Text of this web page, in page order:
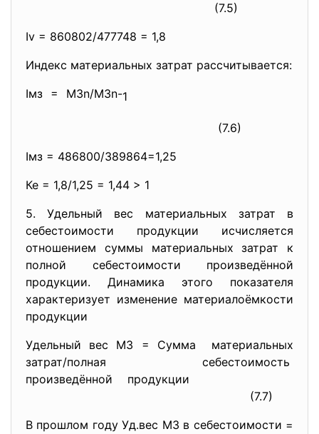
(7.5)
Iv = 860802/477748 = 1,8
Индекс материальных затрат рассчитывается:
Iмз = МЗn/МЗn-1
(7.6)
Iмз = 486800/389864=1,25
Ке = 1,8/1,25 = 1,44 > 1
5. Удельный вес материальных затрат в
себестоимости продукции исчисляется
отношением суммы материальных затрат к
полной себестоимости произведённой
продукции. Динамика этого показателя
характеризует изменение материалоёмкости
продукции
Удельный вес МЗ = Сумма материальных
затрат/полная себестоимость
произведённой продукции
(7.7)
В прошлом году Уд.вес МЗ в себестоимости =